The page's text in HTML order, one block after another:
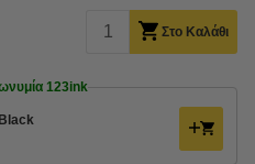
Στο Καλάθι
123ink